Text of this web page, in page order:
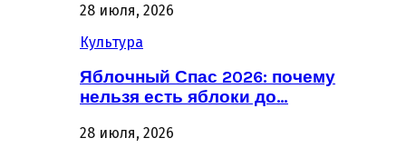
28 июля, 2026
Культура
Яблочный Спас 2026: почему
нельзя есть яблоки до…
28 июля, 2026